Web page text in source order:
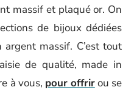
massif et plaqué or. On
de bijoux dédiées
massif. C’est tout
de qualité, made in
à vous, pour offrirou se